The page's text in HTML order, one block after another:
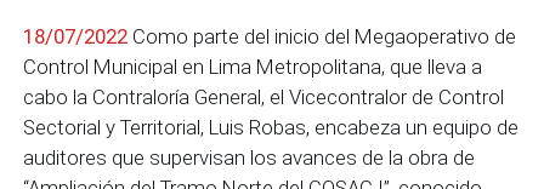
18/07/2022 Como parte del inicio del Megaoperativo de
Control Municipal en Lima Metropolitana, que lleva a
cabo la Contraloría General, el Vicecontralor de Control
Sectorial y Territorial, Luis Robas, encabeza un equipo de
auditores que supervisan los avances de la obra de